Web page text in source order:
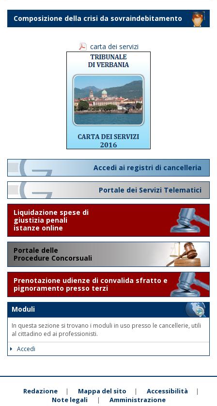
Composizione della crisi da sovraindebitamento
carta dei servizi
Accedi ai registri di cancelleria
Portale dei Servizi Telematici
Liquidazione spese di
giustizia penali
istanze online
Portale delle
Procedure Concorsuali
Prenotazione udienze di convalida sfratto e
pignoramento presso terzi
Moduli
In questa sezione si trovano i moduli in uso presso le cancellerie, utili
al cittadino ed ai professionisti.
Accedi
Redazione | Mappa del sito | Accessibilità |
Note legali | Amministrazione